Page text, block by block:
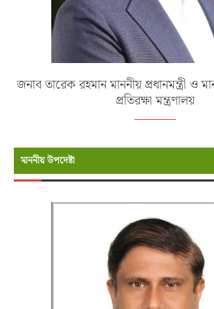
জনাব তারেক রহমান মাননীয় প্রধানমন্ত্রী ও
প্রতিরক্ষা মন্ত্রণালয়
মাননীয় উপদেষ্টা